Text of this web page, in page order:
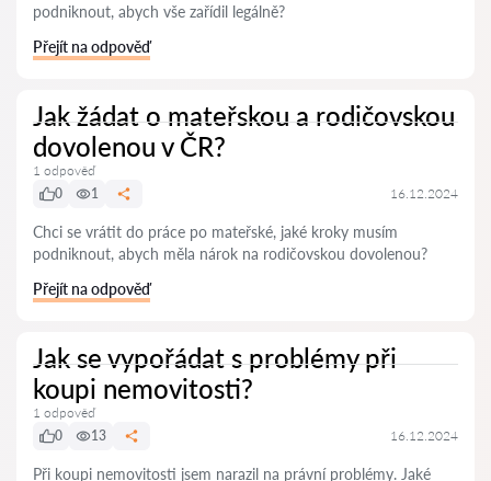
podniknout, abych vše zařídil legálně?
Přejít na odpověď
Jak žádat o mateřskou a rodičovskou
dovolenou v ČR?
1 odpověď
0
1 16.12.2024
Chci se vrátit do práce po mateřské, jaké kroky musím
podniknout, abych měla nárok na rodičovskou dovolenou?
Přejít na odpověď
Jak se vypořádat s problémy při
koupi nemovitosti?
1 odpověď
0
13 16.12.2024
Při koupi nemovitosti jsem narazil na právní problémy. Jaké